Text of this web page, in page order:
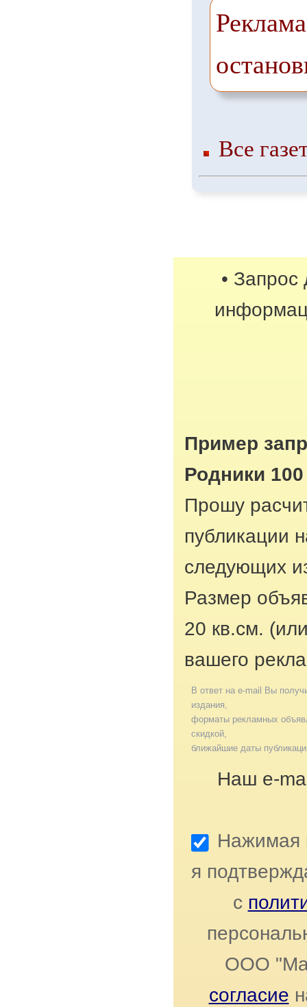
Все
• Запрос
Пример
Родники
Прошу
публикации
следующих
Размер
20 кв.см.
вашего
В ответ на e-mail Вы
издания,
форматы рекламных
скидкой,
ближайшие даты
Наш e-
Нажимая
я
с
ООО
согласие